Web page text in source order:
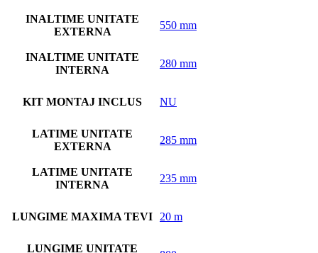
INALTIME UNITATE
EXTERNA
550 mm
INALTIME UNITATE
INTERNA
280 mm
KIT MONTAJ INCLUS NU
LATIME UNITATE
EXTERNA
285 mm
LATIME UNITATE
INTERNA
235 mm
LUNGIME MAXIMA TEVI 20 m
LUNGIME UNITATE